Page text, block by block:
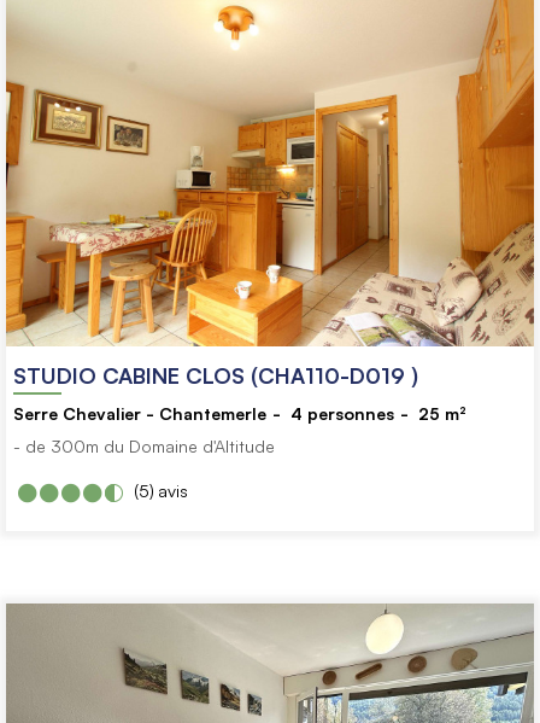
STUDIO CABINE CLOS (CHA110-D019 )
Serre Chevalier - Chantemerle 4 personnes 25 m²
- de 300m du Domaine d'Altitude
avis
(5)